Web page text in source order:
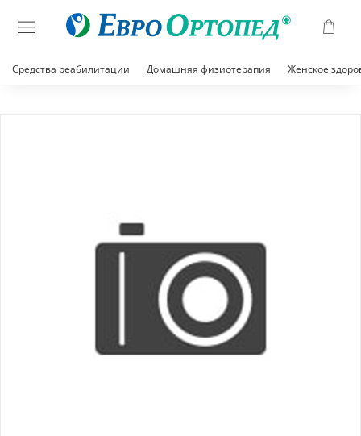
Средства реабилитации Домашняя физиотерапия Женское